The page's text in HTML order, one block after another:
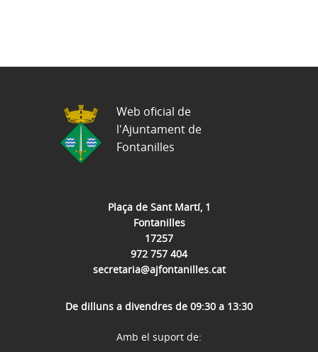
Plaça de Sant Martí, 1
Fontanilles
17257
972 757 404
secretaria@ajfontanilles.cat
De dilluns a divendres de 09:30 a 13:30
Web oficial de
l'Ajuntament de
Fontanilles
Amb el suport de: